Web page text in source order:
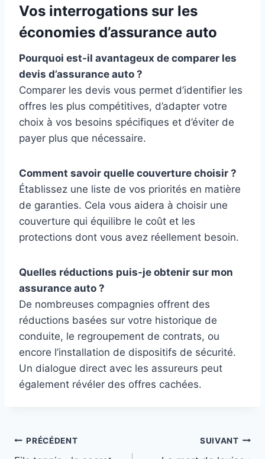
Vos interrogations sur les
économies d’assurance auto
Pourquoi est-il avantageux de comparer les
devis d’assurance auto ?
Comparer les devis vous permet d’identifier les
offres les plus compétitives, d’adapter votre
choix à vos besoins spécifiques et d’éviter de
payer plus que nécessaire.
Comment savoir quelle couverture choisir ?
Établissez une liste de vos priorités en matière
de garanties. Cela vous aidera à choisir une
couverture qui équilibre le coût et les
protections dont vous avez réellement besoin.
Quelles réductions puis-je obtenir sur mon
assurance auto ?
De nombreuses compagnies offrent des
réductions basées sur votre historique de
conduite, le regroupement de contrats, ou
encore l’installation de dispositifs de sécurité.
Un dialogue direct avec les assureurs peut
également révéler des offres cachées.
Navigation
PRÉCÉDENT SUIVANT